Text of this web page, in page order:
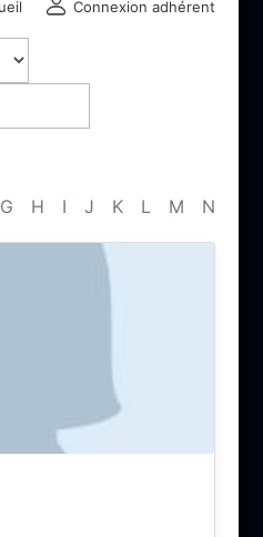
Connexion adhérent
G H I J K L M N